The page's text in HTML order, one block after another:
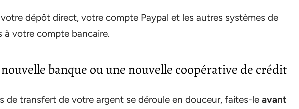
votre dépôt direct, votre compte Paypal et les autres systèmes de
à votre compte bancaire.
banque ou une nouvelle coopérative de crédit
de transfert de votre argent se déroule en douceur, faites-le avant